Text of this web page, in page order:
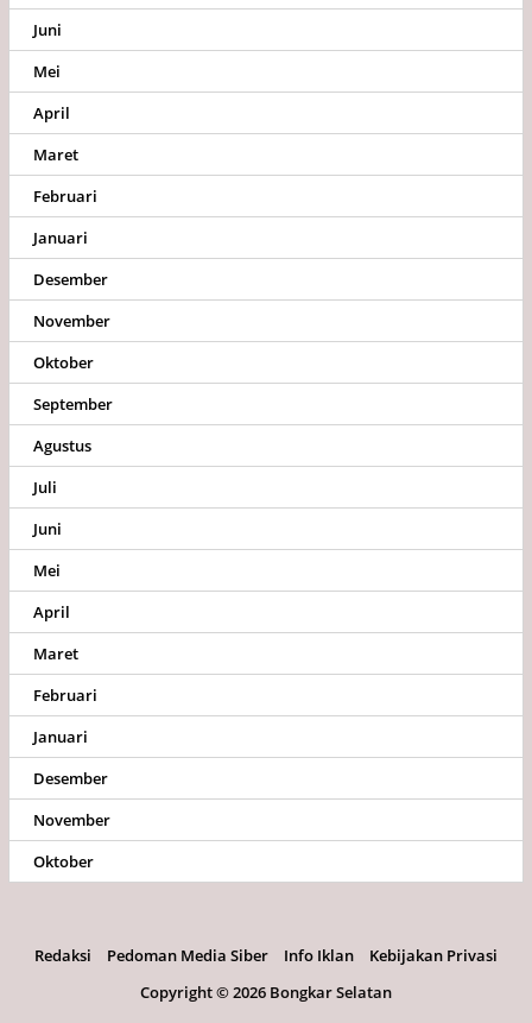
Juni
Mei
April
Maret
Februari
Januari
Desember
November
Oktober
September
Agustus
Juli
Juni
Mei
April
Maret
Februari
Januari
Desember
November
Oktober
Redaksi Pedoman Media Siber Info Iklan
Kebijakan Privasi
Copyright ©2026 Bongkar Selatan